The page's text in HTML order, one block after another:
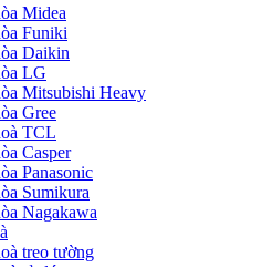
Midea
Funiki
Daikin
LG
Mitsubishi Heavy
Gree
TCL
Casper
Panasonic
Sumikura
Nagakawa
treo tường